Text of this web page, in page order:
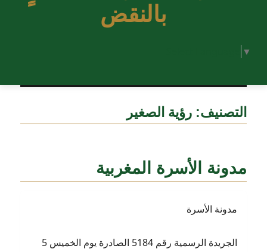
بالنقض
▼
التصنيف:رؤية الصغير
مدونة الأسرة المغربية
مدونة الأسرة
الجريدة الرسمية رقم 5184 الصادرة يوم الخميس 5